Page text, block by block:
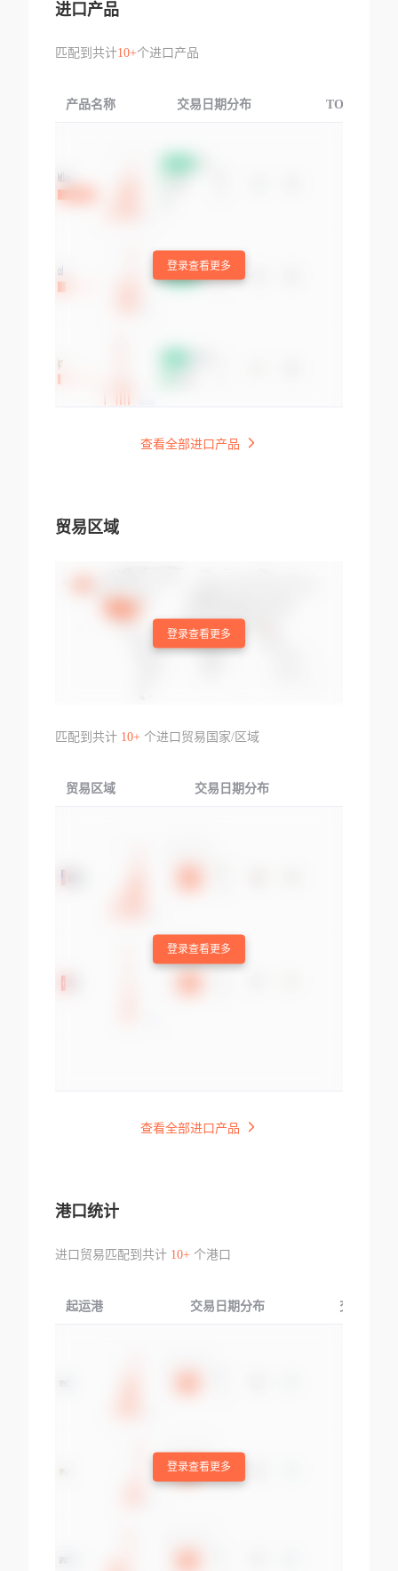
进口产品
匹配到共计10+个进口产品
产品名称 交易日期分布 TOP3交易国
登录查看更多
查看全部进口产品
贸易区域
登录查看更多
匹配到共计 10+个进口贸易国家/区域
贸易区域 交易日期分布
登录查看更多
查看全部进口产品
港口统计
进口贸易匹配到共计 10+个港口
起运港 交易日期分布 交易产品
登录查看更多